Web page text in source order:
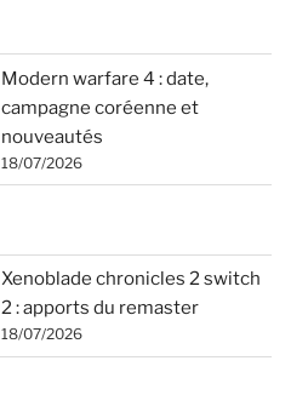
Modern warfare 4 : date,
campagne coréenne et
nouveautés
18/07/2026
Xenoblade chronicles 2 switch
2 : apports du remaster
18/07/2026